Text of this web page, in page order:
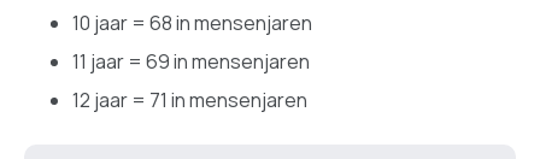
10 jaar = 68 in mensenjaren
11 jaar = 69 in mensenjaren
12 jaar = 71 in mensenjaren